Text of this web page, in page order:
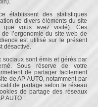
établissent des statistiques
de divers éléments du site
que vous avez visité). Ces
l’ergonomie du site web de
est utilisé sur le présent
désactivé.
sociaux sont émis et gérés par
Sous réserve de votre
de partager facilement
de AP AUTO, notamment par
de partage selon le réseau
de partage des réseaux
AUTO :